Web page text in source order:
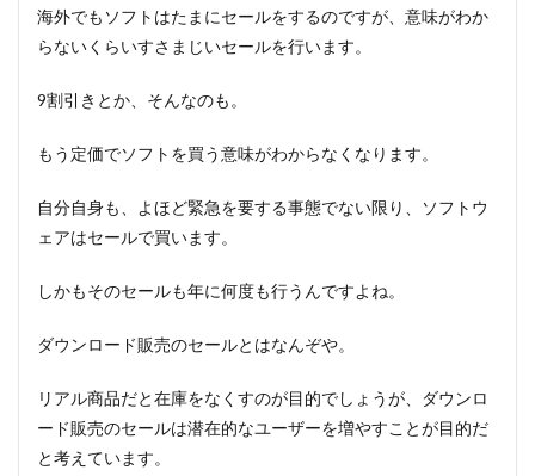
海外でもソフトはたまにセールをするのですが、意味がわか
らないくらいすさまじいセールを行います。
9割引きとか、そんなのも。
もう定価でソフトを買う意味がわからなくなります。
自分自身も、よほど緊急を要する事態でない限り、ソフトウ
ェアはセールで買います。
しかもそのセールも年に何度も行うんですよね。
ダウンロード販売のセールとはなんぞや。
リアル商品だと在庫をなくすのが目的でしょうが、ダウンロ
ード販売のセールは潜在的なユーザーを増やすことが目的だ
と考えています。